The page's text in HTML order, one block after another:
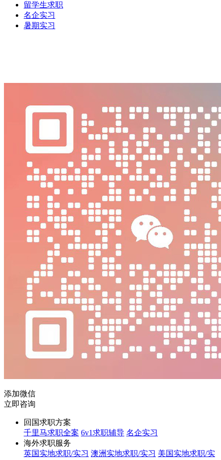
留学生求职
名企实习
暑期实习
添加微信
立即咨询
回国求职方案
千里马求职全案 6v1求职辅导 名企实习
海外求职服务
英国实地求职/实习 澳洲实地求职/实习 美国实地求职/实